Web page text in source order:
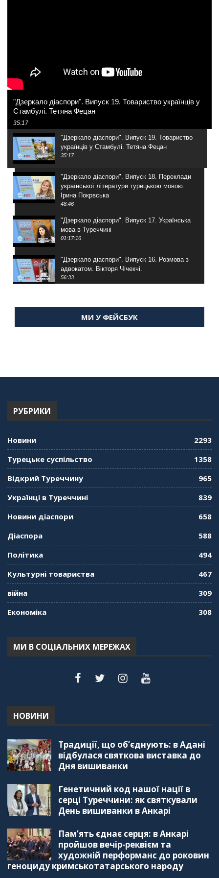
"Дзеркало діаспори". Випуск 19. Товариство українців у
Стамбулі. Тетяна Фецан
35:17
"Дзеркало діаспори". Випуск 19. Товариство
українців у Стамбулі. Тетяна Фецан
35:17
"Дзеркало діаспори". Випуск 18. Переклади
української літератури турецькою мовою.
Ірина Покрвська
48:46
"Дзеркало діаспори". Випуск 17. Українська
мова в Туреччині
01:17:16
"Дзеркало діаспори". Випуск 16. Розмова з
адвокатом. Вікторя Чічекчі.
56:33
Мухарський про життя в Туреччині
"Дзеркало діаспори". Випуск 13. МУШ в
"Дзеркало діаспори". Випуск 11. Олександр
"Дзеркало діаспори". Випуск 10. Тонкощі та
кримськотатарського прапора. Феріде Шахін
"Дзеркало діаспори". Випуск 8. Розмова з
Послом
"Дзеркало діаспори". Випуск 6. Можливості
рада українських громад Туреччини
56:20
"Дзеркало діаспори". Випуск 3. Вища освіта:
59:38
"Дзеркало діаспори", Випуск 2, Як вивчити
57:18
"Дзеркало діаспори". Випуск 1. Про створення
порталу "Укр-Айна"
39:41
МИ У ФЕЙСБУК
РУБРИКИ
Новини
2293
Турецьке суспільство
1358
Відкрий Туреччину
965
Українці в Туреччині
839
Новини діаспори
658
Діаспора
588
Політика
494
Культурні товариства
467
війна
309
Економіка
308
МИ В СОЦІАЛЬНИХ МЕРЕЖАХ
НОВИНИ
Традиції, що об’єднують: в Адані
відбулася святкова виставка до
Дня вишиванки
Генетичний код нашої нації в
серці Туреччини: як святкували
День вишиванки в Анкарі
Пам’ять єднає серця: в Анкарі
пройшов вечір-реквієм та
художній перформанс до роковин
геноциду кримськотатарського народу